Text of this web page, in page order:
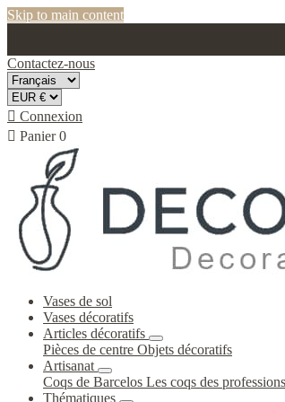
Skip to main content
Contactez-nous
 Connexion
 Panier 0
Vases de sol
Vases décoratifs
Articles décoratifs
Pièces de centre Objets décoratifs
Artisanat
Coqs de Barcelos Les coqs des professions
Thématiques